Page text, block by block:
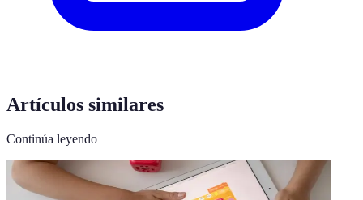
Artículos similares
Continúa leyendo